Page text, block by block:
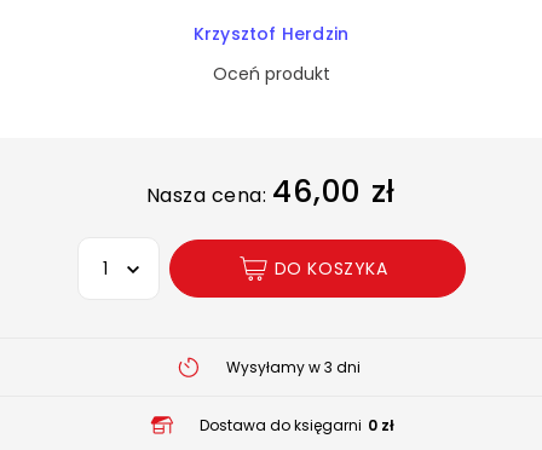
Krzysztof Herdzin
Oceń produkt
Nasza cena: 46,00 zł
Wybierz opcję
DO KOSZYKA
Wysyłamy w 3 dni
Dostawa do księgarni 0 zł